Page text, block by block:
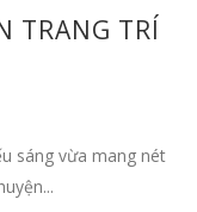
TRANG TRÍ
sáng vừa mang nét